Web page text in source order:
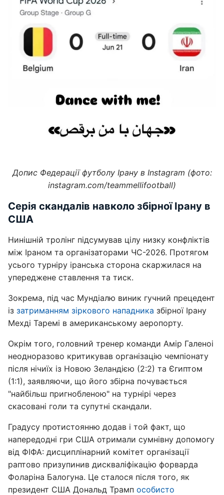
Допис Федерації футболу Ірану в Instagram (фото:
instagram.com/teammellifootball)
Серія скандалів навколо збірної Ірану в
США
Нинішній тролінг підсумував цілу низку конфліктів
між Іраном та організаторами ЧС-2026. Протягом
усього турніру іранська сторона скаржилася на
упереджене ставлення та тиск.
Зокрема, під час Мундіалю виник гучний прецедент
із затриманням зіркового нападника збірної Ірану
Мехді Таремі в американському аеропорту.
Окрім того, головний тренер команди Амір Галеноі
неодноразово критикував організацію чемпіонату
після нічиїх із Новою Зеландією (2:2) та Єгиптом
(1:1), заявляючи, що його збірна почувається
"найбільш пригнобленою" на турнірі через
скасовані голи та супутні скандали.
Градусу протистоянню додав і той факт, що
напередодні гри США отримали сумнівну допомогу
від ФІФА: дисциплінарний комітет організації
раптово призупинив дискваліфікацію форварда
Фоларіна Балогуна. Це сталося після того, як
президент США Дональд Трамп особисто